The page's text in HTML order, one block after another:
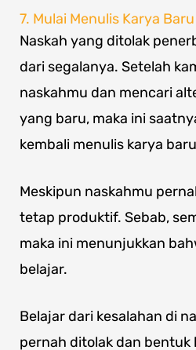
7. Mulai Menulis Karya Baru
Naskah yang ditolak
dari segalanya. Setelah
naskahmu dan mencari
yang baru, maka ini
kembali menulis karya
Meskipun naskahmu
tetap produktif. Sebab,
maka ini menunjukkan
belajar.
Belajar dari kesalahan di
pernah ditolak dan bentuk